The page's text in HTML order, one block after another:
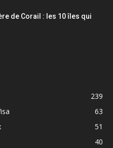
de Corail : les 10 îles qui
239
63
51
40